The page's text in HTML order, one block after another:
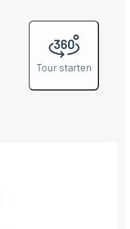
Tour starten